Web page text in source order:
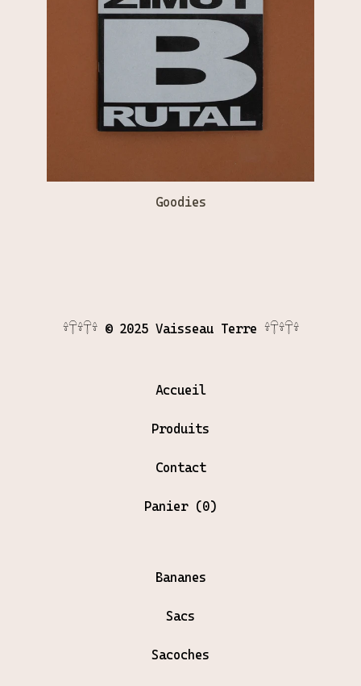
Goodies
𓍊𓋼𓍊𓋼𓍊 © 2025 Vaisseau Terre 𓍊𓋼𓍊𓋼𓍊
Accueil
Produits
Contact
Panier (0)
Bananes
Sacs
Sacoches